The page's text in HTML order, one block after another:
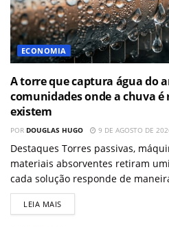
ECONOMIA
A torre que captura água do
comunidades onde a chuva é
existem
POR DOUGLAS HUGO 9 DE AGOSTO DE
Destaques Torres passivas,
materiais absorventes retiram
cada solução responde de
LEIA MAIS